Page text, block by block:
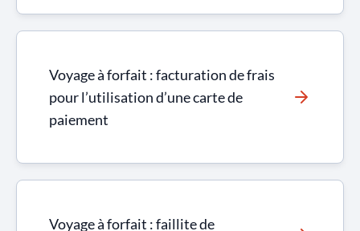
Voyage à forfait : facturation de frais
pour l’utilisation d’une carte de
paiement
Voyage à forfait : faillite de